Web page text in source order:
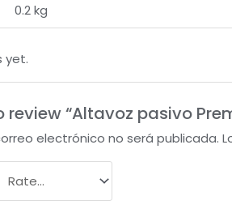
0.2 kg
yet.
review “Altavoz pasivo
electrónico no será publicada.